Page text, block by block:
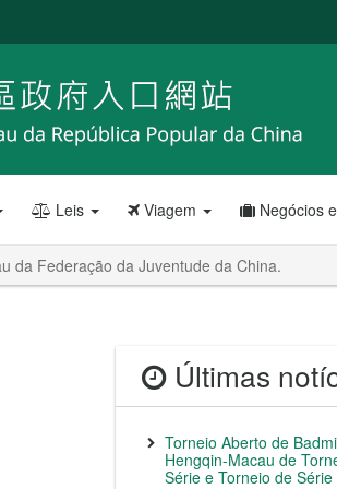
Leis Viagem Negócios
da Federação da Juventude da China.
Últimas
Torneio Aberto de
Hengqin-Macau de
Série e Torneio de